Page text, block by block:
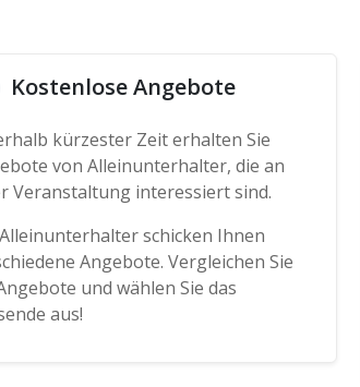
Kostenlose Angebote
kürzester Zeit erhalten Sie
von Alleinunterhalter, die an
Veranstaltung interessiert sind.
schicken Ihnen
Angebote. Vergleichen Sie
und wählen Sie das
aus!